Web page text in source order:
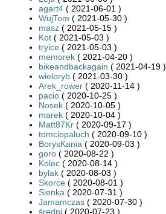
agart4 ( 2021-06-01 )
WujTom ( 2021-05-30 )
masz ( 2021-05-15 )
Kot ( 2021-05-03 )
tryice ( 2021-05-03 )
memorek ( 2021-04-20 )
bikeandbackagain ( 2021-04-19 )
wieloryb ( 2021-03-30 )
Arek_rower ( 2020-11-14 )
pacio ( 2020-10-25 )
Nosek ( 2020-10-05 )
marek ( 2020-10-04 )
Matt87Kr ( 2020-09-17 )
tomciopaluch ( 2020-09-10 )
BorysKania ( 2020-09-03 )
goro ( 2020-08-22 )
Kolec ( 2020-08-14 )
bylak ( 2020-08-03 )
Skorce ( 2020-08-01 )
Sienka ( 2020-07-31 )
Jamamczas ( 2020-07-30 )
średni ( 2020-07-23 )